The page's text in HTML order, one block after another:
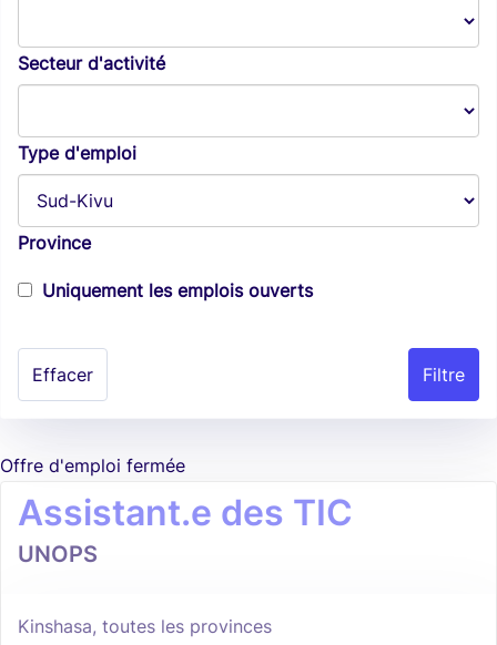
Secteur d'activité
Type d'emploi
Province
Uniquement les emplois ouverts
Effacer
Offre d'emploi fermée
Assistant.e des TIC
UNOPS
Kinshasa, toutes les provinces